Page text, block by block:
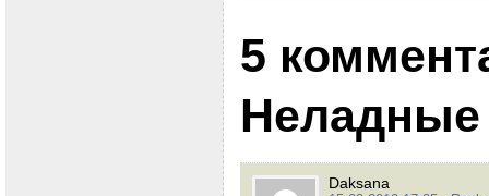
5
Daksana